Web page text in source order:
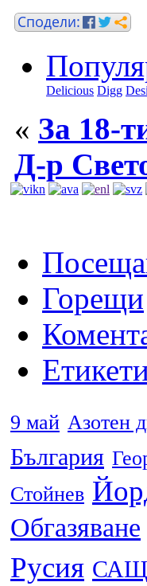
Delicious Digg
« За 18-
Д-р
Горещи
9 май Азотен
България
Стойнев
Обгазяване
Русия САЩ